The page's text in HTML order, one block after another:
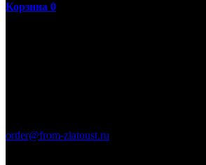
Корзина 0
order@from-zlatoust.ru